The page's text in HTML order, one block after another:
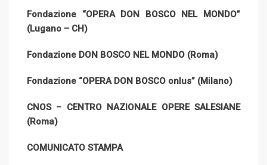
Fondazione “OPERA DON BOSCO NEL MONDO”
(Lugano – CH)
Fondazione DON BOSCO NEL MONDO (Roma)
Fondazione “OPERA DON BOSCO onlus” (Milano)
CNOS – CENTRO NAZIONALE OPERE SALESIANE
(Roma)
COMUNICATO STAMPA